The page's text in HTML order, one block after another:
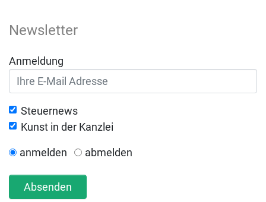
Newsletter
Anmeldung
Steuernews
Kunst in der Kanzlei
anmelden abmelden
Absenden